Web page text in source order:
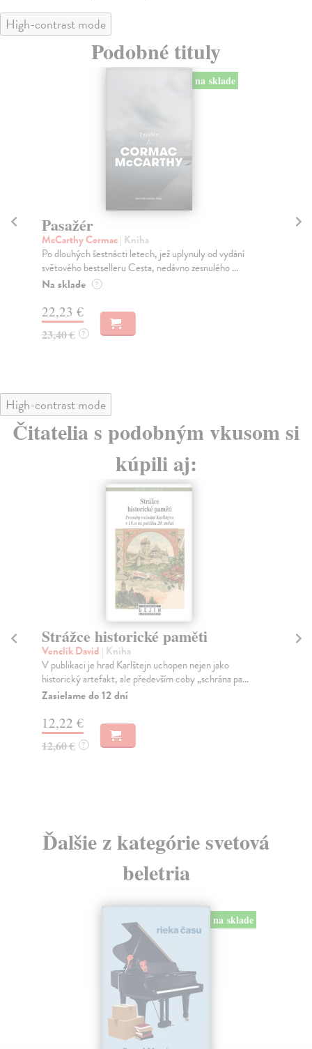
High-contrast mode
Podobné tituly
na sklade
Pasažér
McCarthy Cormac| Kniha
Po dlouhých šestnácti letech, jež uplynuly od vydání
světového bestselleru Cesta, nedávno zesnulého ...
Na sklade ?
22,23 €
23,40 € ?
High-contrast mode
Čitatelia s podobným vkusom si
kúpili aj:
Strážce historické paměti
Venclík David | Kniha
V publikaci je hrad Karlštejn uchopen nejen jako
historický artefakt, ale především coby „schrána pa...
Zasielame do 12 dní
12,22 €
12,60 € ?
Ďalšie z kategórie svetová
beletria
na sklade